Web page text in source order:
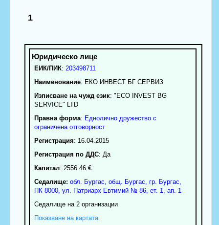
1
ЕИК/ПИК: 203498711
Наименование: ЕКО ИНВЕСТ БГ СЕРВИЗ
Изписване на чужд език: "ECO INVEST BG
SERVICE" LTD
Правна форма: Еднолично дружество с
ограничена отговорност
Регистрация: 16.04.2015
Регистрация по ДДС: Да
Капитал: 2556.46 €
Седалище: обл. Бургас общ. Бургас гр. Бургас
ПК 8000, ул. Патриарх Евтимий № 86, ет. 1, ап. 1
Седалище на 2 организации
Показване на картата